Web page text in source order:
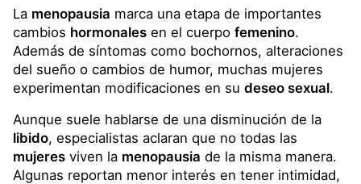
La menopausia marca una etapa de importantes
cambios hormonales en el cuerpo femenino.
Además de síntomas como bochornos, alteraciones
del sueño o cambios de humor, muchas mujeres
experimentan modificaciones en su deseo sexual.
Aunque suele hablarse de una disminución de la
libido, especialistas aclaran que no todas las
mujeres viven la menopausia de la misma manera.
Algunas reportan menor interés en tener intimidad,